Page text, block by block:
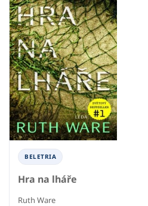
BELETRIA
Hra na lháře
Ruth Ware